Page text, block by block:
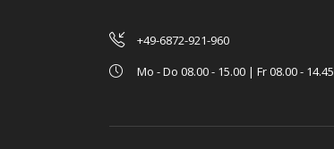
+49-6872-921-960
Mo - Do 08.00 - 15.00 | Fr 08.00 - 14.45